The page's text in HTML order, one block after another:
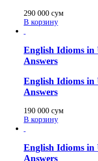
290 000 сум
В корзину
English Idioms in
Answers
English Idioms in
Answers
190 000 сум
В корзину
English Idioms in
Answers